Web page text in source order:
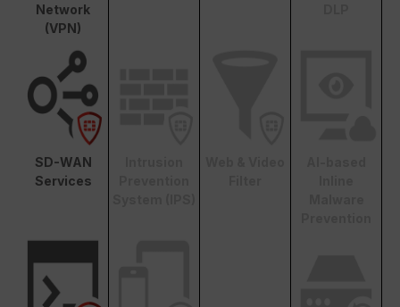
Network
(VPN)
SD-WAN
Services